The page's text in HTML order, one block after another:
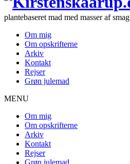
plantebaseret mad med masser af smag
Om mig
Om opskrifterne
Arkiv
Kontakt
Rejser
Grøn julemad
MENU
Om mig
Om opskrifterne
Arkiv
Kontakt
Rejser
Grøn julemad